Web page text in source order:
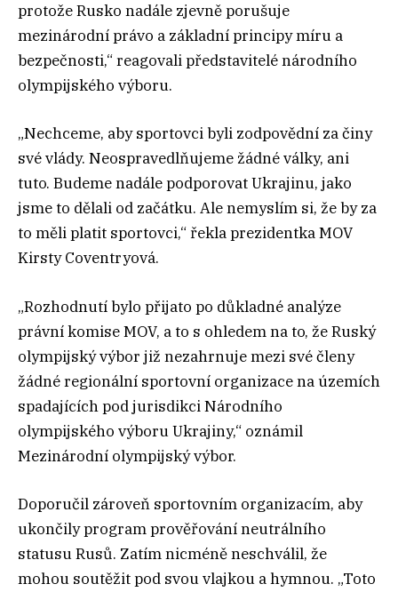
protože Rusko nadále zjevně porušuje
mezinárodní právo a základní principy míru a
bezpečnosti,“ reagovali představitelé národního
olympijského výboru.
„Nechceme, aby sportovci byli zodpovědní za činy
své vlády. Neospravedlňujeme žádné války, ani
tuto. Budeme nadále podporovat Ukrajinu, jako
jsme to dělali od začátku. Ale nemyslím si, že by za
to měli platit sportovci,“ řekla prezidentka MOV
Kirsty Coventryová.
„Rozhodnutí bylo přijato po důkladné analýze
právní komise MOV, a to s ohledem na to, že Ruský
olympijský výbor již nezahrnuje mezi své členy
žádné regionální sportovní organizace na územích
spadajících pod jurisdikci Národního
olympijského výboru Ukrajiny,“ oznámil
Mezinárodní olympijský výbor.
Doporučil zároveň sportovním organizacím, aby
ukončily program prověřování neutrálního
statusu Rusů. Zatím nicméně neschválil, že
mohou soutěžit pod svou vlajkou a hymnou. „Toto